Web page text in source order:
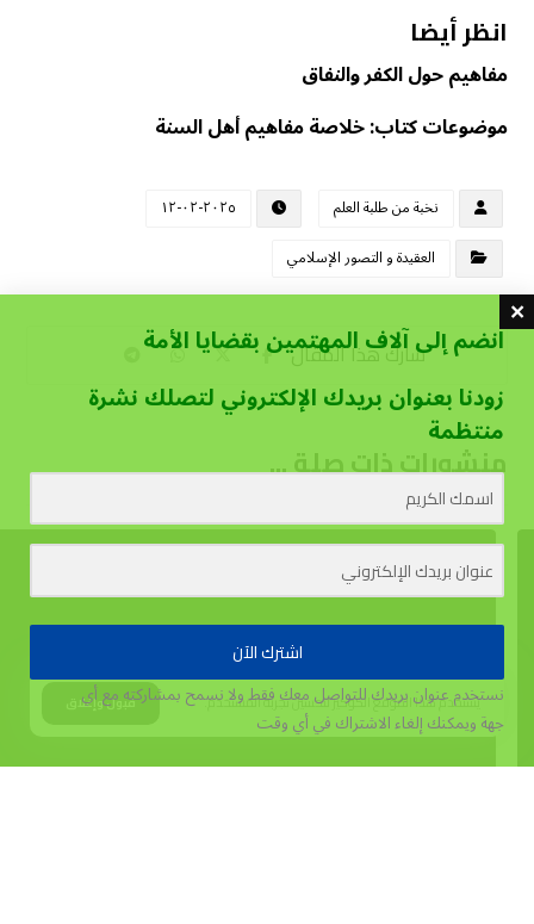
انظر أيضا
مفاهيم حول الكفر والنفاق
موضوعات كتاب: خلاصة مفاهيم أهل السنة
نخبة من طلبة العلم
٢٠٢٥-٠٢-١٢
العقيدة و التصور الإسلامي
منشورات ذات صلة ...
يستخدم هذا الموقع الكوكيز لتحسين تجربة المستخدم. قبول وإغلاق
انضم إلى آلاف المهتمين بقضايا الأمة
زودنا بعنوان بريدك الإلكتروني لتصلك نشرة
منتظمة
اشترك الآن
نستخدم عنوان بريدك للتواصل معك فقط ولا نسمح بمشاركته مع أي
جهةويمكنك إلغاء الاشتراك في أي وقت